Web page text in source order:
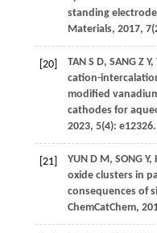
standing
Materials, 2017, 7
[20] TAN S D, SANG Z Y,
cation-
modified
cathodes for
2023, 5(4): e12326.
[21] YUN D M, SONG Y,
oxide clusters in
consequences of
ChemCatChem,